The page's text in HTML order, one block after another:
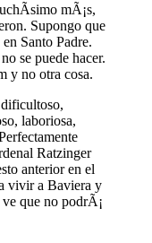
mÃ¡s,
Supongo que
Santo Padre.
se puede hacer.
y no otra cosa.
laboriosa,
Ratzinger
anterior en el
vivir a Baviera y
que no podrÃ¡